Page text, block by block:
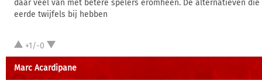
daar veel van met betere spelers eromheen. De alternatieven
eerde twijfels bij hebben
+1/-0
Marc Acardipane